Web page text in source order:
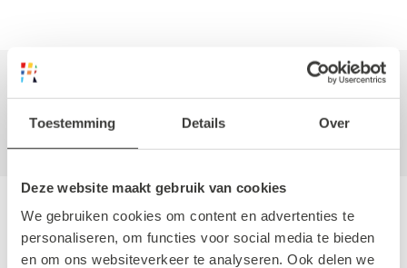
Toestemming Details Over
Deze website maakt gebruik van cookies
We gebruiken cookies om content en advertenties te
personaliseren, om functies voor social media te bieden
en om ons websiteverkeer te analyseren. Ook delen we
Geschreven door Lisanne van
Beurden
4 november 2021
Frontrunner
Ook interessant